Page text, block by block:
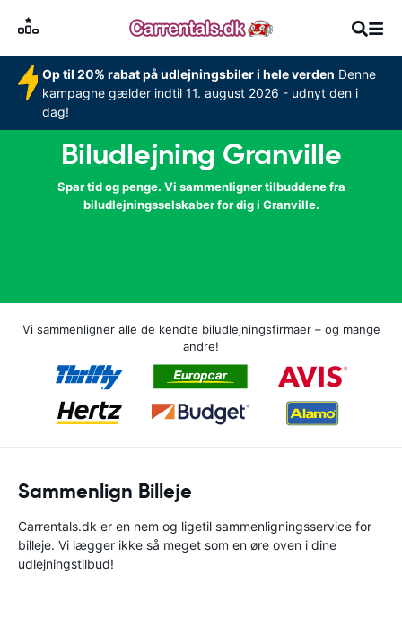
Op til 20% rabat på udlejningsbiler i hele verden Denne
kampagne gælder indtil 11. august 2026 - udnyt den i
dag!
Biludlejning Granville
Spar tid og penge. Vi sammenligner tilbuddene fra
biludlejningsselskaber for dig i Granville.
Vi sammenligner alle de kendte biludlejningsfirmaer – og mange
andre!
Sammenlign Billeje
Carrentals.dk er en nem og ligetil sammenligningsservice for
billeje. Vi lægger ikke så meget som en øre oven i dine
udlejningstilbud!